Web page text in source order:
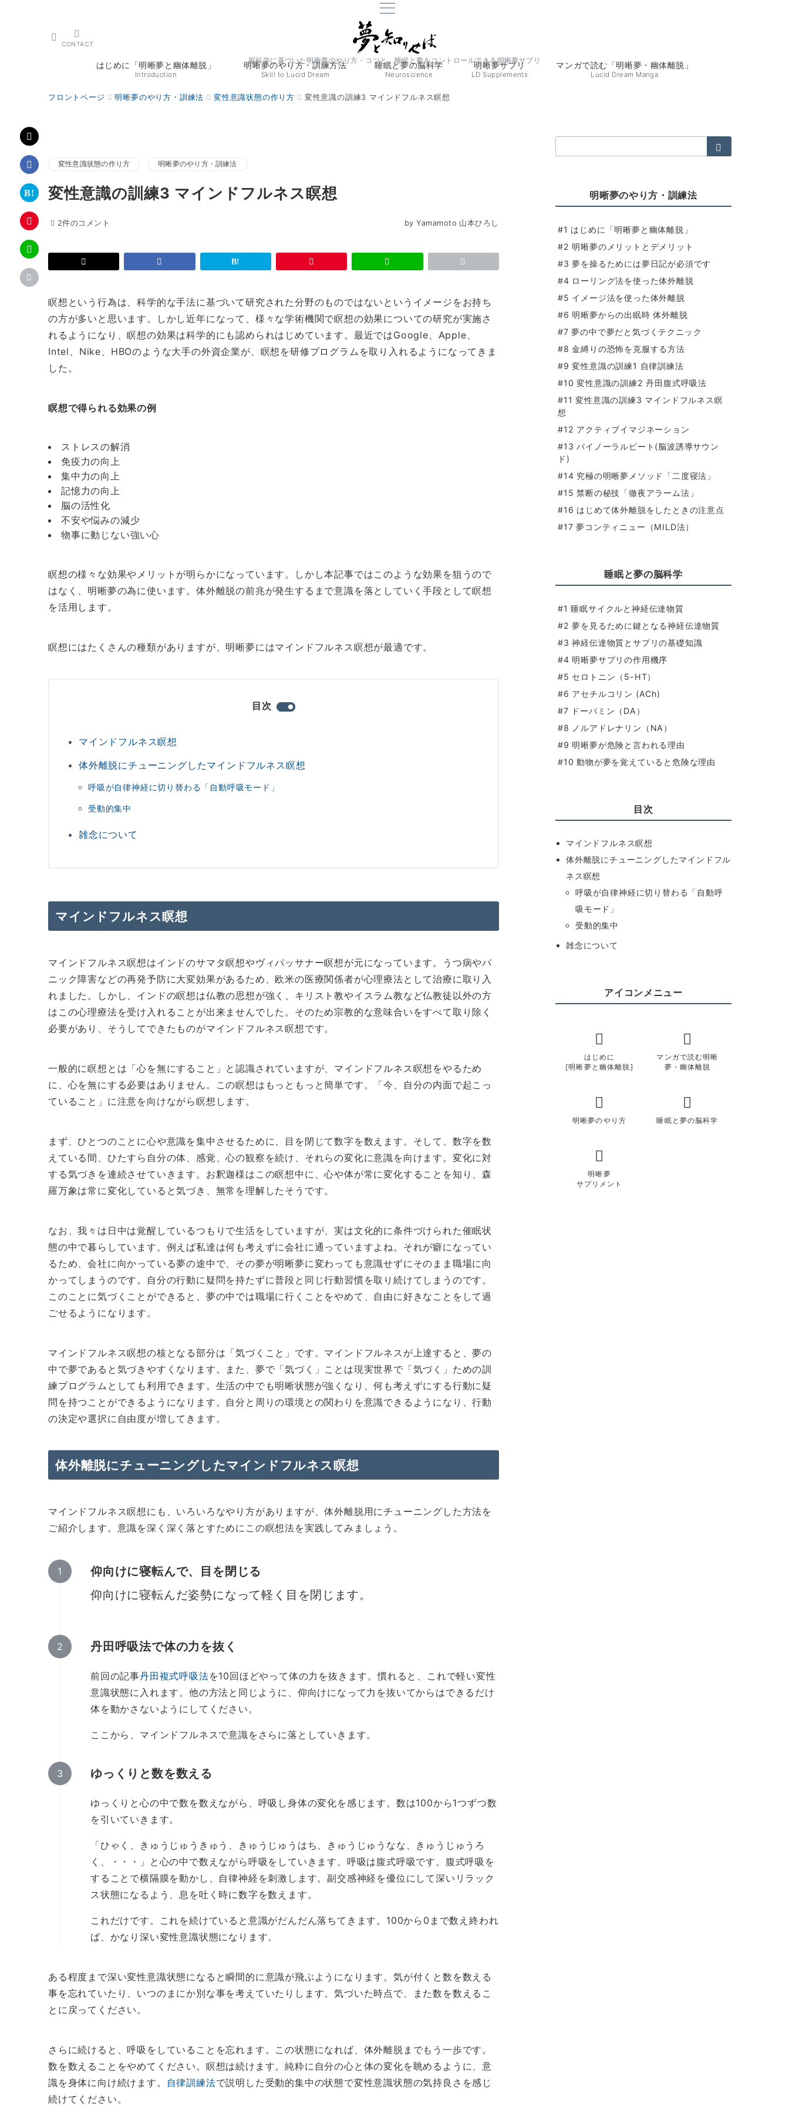
脳科学に基づいた明晰夢のやり方・コツと、睡眠と夢をコントロールできる明晰夢サプリ
CONTACT
はじめに「明晰夢と幽体離脱」
Introduction
明晰夢のやり方・訓練方法
Skill to Lucid Dream
睡眠と夢の脳科学
Neuroscience
明晰夢サプリ
LD Supplements
マンガで読む「明晰夢・幽体離脱」
Lucid Dream Manga
フロントページ 明晰夢のやり方・訓練法 変性意識状態の作り方 変性意識の訓練3 マインドフルネス瞑想
変性意識状態の作り方 明晰夢のやり方・訓練法
変性意識の訓練3 マインドフルネス瞑想
変
の
3
マ
ン
ド
フ
ル
瞑
変
の
3
マ
ン
ド
フ
ル
瞑
の
2件のコメント by Yamamoto 山本ひろし
瞑想という行為は、科学的な手法に基づいて研究された分野のものではないというイメージをお持ち
の方が多いと思います。しかし近年になって、様々な学術機関で瞑想の効果についての研究が実施さ
れるようになり、瞑想の効果は科学的にも認められはじめています。最近ではGoogle、Apple、
Intel、Nike、HBOのような大手の外資企業が、瞑想を研修プログラムを取り入れるようになってきま
した。
瞑想で得られる効果の例
ストレスの解消
免疫力の向上
集中力の向上
記憶力の向上
脳の活性化
不安や悩みの減少
物事に動じない強い心
瞑想の様々な効果やメリットが明らかになっています。しかし本記事ではこのような効果を狙うので
はなく、明晰夢の為に使います。体外離脱の前兆が発生するまで意識を落としていく手段として瞑想
を活用します。
瞑想にはたくさんの種類がありますが、明晰夢にはマインドフルネス瞑想が最適です。
目次
マインドフルネス瞑想
体外離脱にチューニングしたマインドフルネス瞑想
呼吸が自律神経に切り替わる「自動呼吸モード」
受動的集中
雑念について
マインドフルネス瞑想
マインドフルネス瞑想はインドのサマタ瞑想やヴィパッサナー瞑想が元になっています。うつ病やパ
ニック障害などの再発予防に大変効果があるため、欧米の医療関係者が心理療法として治療に取り入
れました。しかし、インドの瞑想は仏教の思想が強く、キリスト教やイスラム教など仏教徒以外の方
はこの心理療法を受け入れることが出来ませんでした。そのため宗教的な意味合いをすべて取り除く
必要があり、そうしてできたものがマインドフルネス瞑想です。
一般的に瞑想とは「心を無にすること」と認識されていますが、マインドフルネス瞑想をやるため
に、心を無にする必要はありません。この瞑想はもっともっと簡単です。「今、自分の内面で起こっ
ていること」に注意を向けながら瞑想します。
まず、ひとつのことに心や意識を集中させるために、目を閉じて数字を数えます。そして、数字を数
えている間、ひたすら自分の体、感覚、心の観察を続け、それらの変化に意識を向けます。変化に対
する気づきを連続させていきます。お釈迦様はこの瞑想中に、心や体が常に変化することを知り、森
羅万象は常に変化していると気づき、無常を理解したそうです。
なお、我々は日中は覚醒しているつもりで生活をしていますが、実は文化的に条件づけられた催眠状
態の中で暮らしています。例えば私達は何も考えずに会社に通っていますよね。それが癖になってい
るため、会社に向かっている夢の途中で、その夢が明晰夢に変わっても意識せずにそのまま職場に向
かってしまうのです。自分の行動に疑問を持たずに普段と同じ行動習慣を取り続けてしまうのです。
このことに気づくことができると、夢の中では職場に行くことをやめて、自由に好きなことをして過
ごせるようになります。
マインドフルネス瞑想の核となる部分は「気づくこと」です。マインドフルネスが上達すると、夢の
中で夢であると気づきやすくなります。また、夢で「気づく」ことは現実世界で「気づく」ための訓
練プログラムとしても利用できます。生活の中でも明晰状態が強くなり、何も考えずにする行動に疑
問を持つことができるようになります。自分と周りの環境との関わりを意識できるようになり、行動
の決定や選択に自由度が増してきます。
体外離脱にチューニングしたマインドフルネス瞑想
マインドフルネス瞑想にも、いろいろなやり方がありますが、体外離脱用にチューニングした方法を
ご紹介します。意識を深く深く落とすためにこの瞑想法を実践してみましょう。
仰向けに寝転んで、目を閉じる
仰向けに寝転んだ姿勢になって軽く目を閉じます。
丹田呼吸法で体の力を抜く
前回の記事丹田複式呼吸法を10回ほどやって体の力を抜きます。慣れると、これで軽い変性
意識状態に入れます。他の方法と同じように、仰向けになって力を抜いてからはできるだけ
体を動かさないようにしてください。
ここから、マインドフルネスで意識をさらに落としていきます。
ゆっくりと数を数える
ゆっくりと心の中で数を数えながら、呼吸し身体の変化を感じます。数は100から1つずつ数
を引いていきます。
「ひゃく、きゅうじゅうきゅう、きゅうじゅうはち、きゅうじゅうなな、きゅうじゅうろ
く、・・・」と心の中で数えながら呼吸をしていきます。呼吸は腹式呼吸です。腹式呼吸を
することで横隔膜を動かし、自律神経を刺激します。副交感神経を優位にして深いリラック
ス状態になるよう、息を吐く時に数字を数えます。
これだけです。これを続けていると意識がだんだん落ちてきます。100から0まで数え終われ
ば、かなり深い変性意識状態になります。
ある程度まで深い変性意識状態になると瞬間的に意識が飛ぶようになります。気が付くと数を数える
事を忘れていたり、いつのまにか別な事を考えていたりします。気づいた時点で、また数を数えるこ
とに戻ってください。
さらに続けると、呼吸をしていることを忘れます。この状態になれば、体外離脱までもう一歩です。
数を数えることをやめてください。瞑想は続けます。純粋に自分の心と体の変化を眺めるように、意
識を身体に向け続けます。
自律訓練法で説明した受動的集中の状態で変性意識状態の気持良さを感じ
続けてください。
索：
明晰夢のやり方・訓練法
#1 はじめに「明晰夢と幽体離脱」
#2 明晰夢のメリットとデメリット
#3 夢を操るためには夢日記が必須です
#4 ローリング法を使った体外離脱
#5 イメージ法を使った体外離脱
#6 明晰夢からの出眠時 体外離脱
#7 夢の中で夢だと気づくテクニック
#8 金縛りの恐怖を克服する方法
#9 変性意識の訓練1 自律訓練法
#10 変性意識の訓練2 丹田腹式呼吸法
#11 変性意識の訓練3 マインドフルネス瞑
想
#12 アクティブイマジネーション
#13 バイノーラルビート(脳波誘導サウン
ド)
#14 究極の明晰夢メソッド「二度寝法」
#15 禁断の秘技「徹夜アラーム法」
#16 はじめて体外離脱をしたときの注意点
#17 夢コンティニュー（MILD法）
睡眠と夢の脳科学
#1 睡眠サイクルと神経伝達物質
#2 夢を見るために鍵となる神経伝達物質
#3 神経伝達物質とサプリの基礎知識
#4 明晰夢サプリの作用機序
#5 セロトニン（5-HT）
#6 アセチルコリン (ACh)
#7 ドーパミン（DA）
#8 ノルアドレナリン（NA）
#9 明晰夢が危険と言われる理由
#10 動物が夢を覚えていると危険な理由
目次
マインドフルネス瞑想
体外離脱にチューニングしたマインドフル
ネス瞑想
呼吸が自律神経に切り替わる「自動呼
吸モード」
受動的集中
雑念について
アイコンメニュー
はじめに
[明晰夢と幽体離脱]
マンガで読む明晰
夢・幽体離脱
明晰夢のやり方 睡眠と夢の脳科学
明晰夢
サプリメント